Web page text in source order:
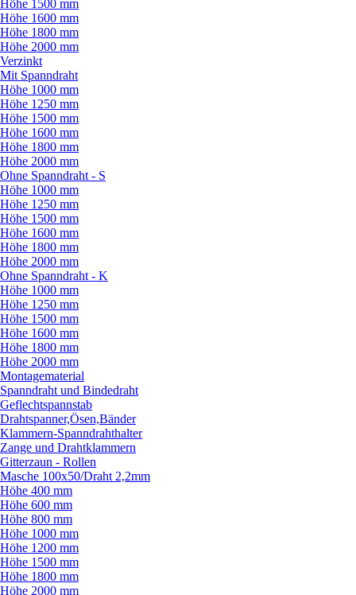
Höhe 1500 mm
Höhe 1600 mm
Höhe 1800 mm
Höhe 2000 mm
Verzinkt
Mit Spanndraht
Höhe 1000 mm
Höhe 1250 mm
Höhe 1500 mm
Höhe 1600 mm
Höhe 1800 mm
Höhe 2000 mm
Ohne Spanndraht - S
Höhe 1000 mm
Höhe 1250 mm
Höhe 1500 mm
Höhe 1600 mm
Höhe 1800 mm
Höhe 2000 mm
Ohne Spanndraht - K
Höhe 1000 mm
Höhe 1250 mm
Höhe 1500 mm
Höhe 1600 mm
Höhe 1800 mm
Höhe 2000 mm
Montagematerial
Spanndraht und Bindedraht
Geflechtspannstab
Drahtspanner,Ösen,Bänder
Klammern-Spanndrahthalter
Zange und Drahtklammern
Gitterzaun - Rollen
Masche 100x50/Draht 2,2mm
Höhe 400 mm
Höhe 600 mm
Höhe 800 mm
Höhe 1000 mm
Höhe 1200 mm
Höhe 1500 mm
Höhe 1800 mm
Höhe 2000 mm